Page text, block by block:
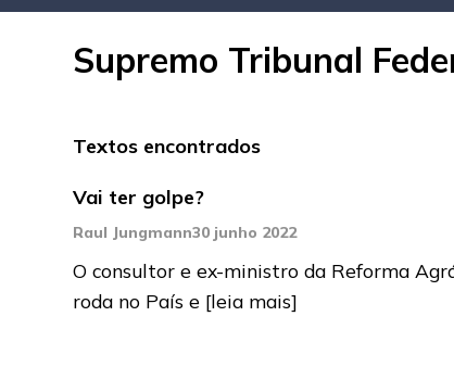
Supremo Tribunal
Textos encontrados
Vai ter golpe?
Raul Jungmann30 junho 2022
O consultor e ex-ministro da Reforma
roda no País e [leia mais]